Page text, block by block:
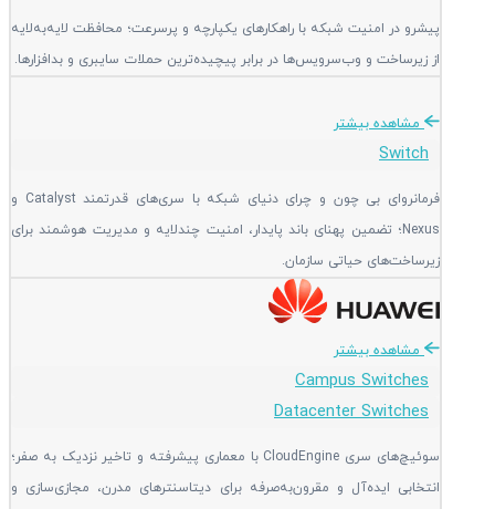
پیشرو در امنیت شبکه با راهکارهای یکپارچه و پرسرعت؛ محافظت لایه‌به‌لایه
از زیرساخت و وب‌سرویس‌ها در برابر پیچیده‌ترین حملات سایبری و بدافزارها.
مشاهده بیشتر
Switch
فرمانروای بی چون و چرای دنیای شبکه با سری‌های قدرتمند Catalyst و
Nexus؛ تضمین پهنای باند پایدار، امنیت چندلایه و مدیریت هوشمند برای
زیرساخت‌های حیاتی سازمان.
مشاهده بیشتر
Campus Switches
Datacenter Switches
سوئیچ‌های سری CloudEngine با معماری پیشرفته و تاخیر نزدیک به صفر؛
انتخابی ایده‌آل و مقرون‌به‌صرفه برای دیتاسنترهای مدرن، مجازی‌سازی و